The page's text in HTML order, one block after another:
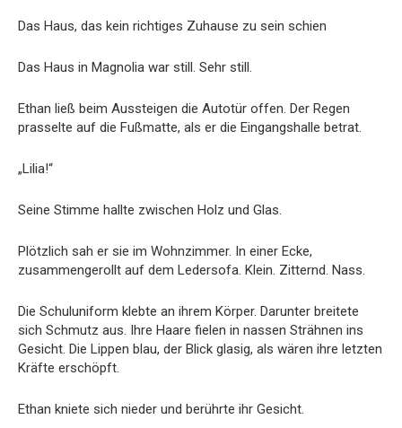
Das Haus, das kein richtiges Zuhause zu sein schien
Das Haus in Magnolia war still. Sehr still.
Ethan ließ beim Aussteigen die Autotür offen. Der Regen
prasselte auf die Fußmatte, als er die Eingangshalle betrat.
„Lilia!“
Seine Stimme hallte zwischen Holz und Glas.
Plötzlich sah er sie im Wohnzimmer. In einer Ecke,
zusammengerollt auf dem Ledersofa. Klein. Zitternd. Nass.
Die Schuluniform klebte an ihrem Körper. Darunter breitete
sich Schmutz aus. Ihre Haare fielen in nassen Strähnen ins
Gesicht. Die Lippen blau, der Blick glasig, als wären ihre letzten
Kräfte erschöpft.
Ethan kniete sich nieder und berührte ihr Gesicht.